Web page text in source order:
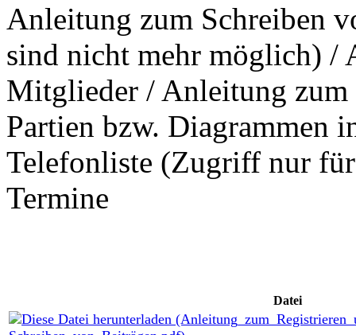
Anleitung zum Schreiben
sind nicht mehr möglich) /
Mitglieder / Anleitung zum
Partien bzw. Diagrammen
Telefonliste (Zugriff nur
Termine
Datei